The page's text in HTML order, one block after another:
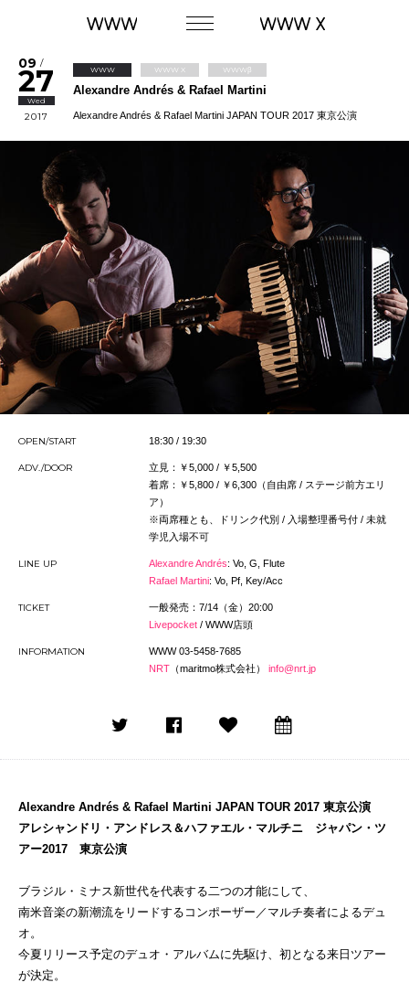
09 /
27
Wed
2017
WWW WWW X WWWβ
Alexandre Andrés & Rafael Martini
Alexandre Andrés & Rafael Martini JAPAN TOUR 2017 東京公演
OPEN/START 18:30 / 19:30
ADV./DOOR
立見：￥5,000 / ￥5,500
着席：￥5,800 / ￥6,300（自由席 / ステージ前方エリ
ア）
※両席種とも、ドリンク代別 / 入場整理番号付 / 未就
学児入場不可
LINE UP Alexandre Andrés: Vo, G, Flute
Rafael Martini: Vo, Pf, Key/Acc
TICKET
一般発売：7/14（金）20:00
Livepocket/ WWW店頭
INFORMATION
WWW 03-5458-7685
NRT（maritmo株式会社） info@nrt.jp
Alexandre Andrés & Rafael Martini JAPAN TOUR 2017 東京公演
アレシャンドリ・アンドレス＆ハファエル・マルチニ ジャパン・ツ
アー2017 東京公演
ブラジル・ミナス新世代を代表する二つの才能にして、
南米音楽の新潮流をリードするコンポーザー／マルチ奏者によるデュ
オ。
今夏リリース予定のデュオ・アルバムに先駆け、初となる来日ツアー
が決定。